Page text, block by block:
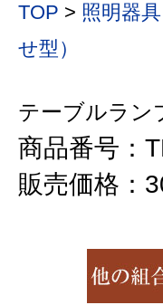
TOP > 照明器
せ型）
テーブルラン
商品番号：
販売価格：